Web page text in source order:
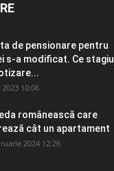
de pensionare pentru
s-a modificat. Ce stagiu
10:06
românească care
cât un apartament
2024 12:26